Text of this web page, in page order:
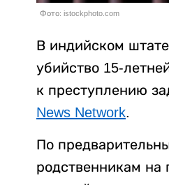
Фото: istockphoto.com
В индийском
убийство 15-
к преступлению
News Network.
По
родственникам на